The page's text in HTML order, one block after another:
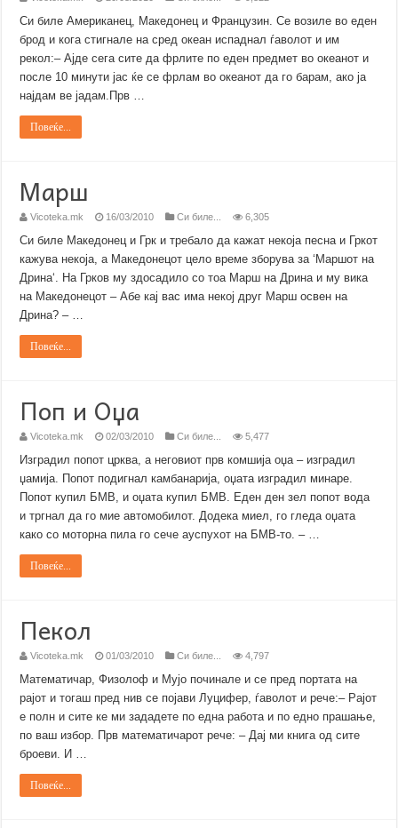
Си биле Американец, Македонец и Французин. Се возиле во едeн
брод и кога стигнале на сред океан испаднал ѓаволот и им
рекол:– Ајде сега сите да фрлите по еден предмет во океанот и
после 10 минути јас ќе се фрлам во океанот да го барам, ако ја
најдам ве јадам.Прв …
Повеќе...
Марш
Vicoteka.mk 16/03/2010 Си биле... 6,305
Си биле Македонец и Грк и требало да кажат некоја песна и Гркот
кажува некоја, а Македонецот цело време зборува за ‘Маршот на
Дрина‘. На Грков му здосадило со тоа Марш на Дрина и му вика
на Македонецот – Абе кај вас има некој друг Марш освен на
Дрина? – …
Повеќе...
Поп и Оџа
Vicoteka.mk 02/03/2010 Си биле... 5,477
Изградил попот црква, а неговиот прв комшија оџа – изградил
џамија. Попот подигнал камбанарија, оџата изградил минаре.
Попот купил БМВ, и оџата купил БМВ. Еден ден зел попот вода
и тргнал да го мие автомобилот. Додека миел, го гледа оџата
како со моторна пила го сече ауспухот на БМВ-то. – …
Повеќе...
Пекол
Vicoteka.mk 01/03/2010 Си биле... 4,797
Математичар, Физолоф и Мујо починале и се пред портата на
рајот и тогаш пред нив се појави Луцифер, ѓаволот и рече:– Рајот
е полн и сите ке ми зададете по една работа и по едно прашање,
по ваш избор. Прв математичарот рече: – Дај ми книга од сите
броеви. И …
Повеќе...